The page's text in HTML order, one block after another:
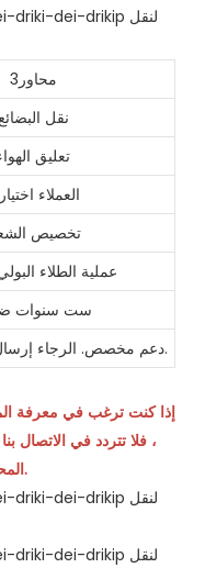
محاور3
نقل
تعليق
العملاء
تخصيص
عملية الطلاء
ست سنوات
دعم مخصص. الرجاء إرسال الاستفسار إلينا.
إذا كنت ترغب في معرفة
، فلا تتردد في الاتصال
المحترف بكل إخلاص.